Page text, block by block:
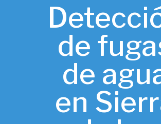
de
de
en